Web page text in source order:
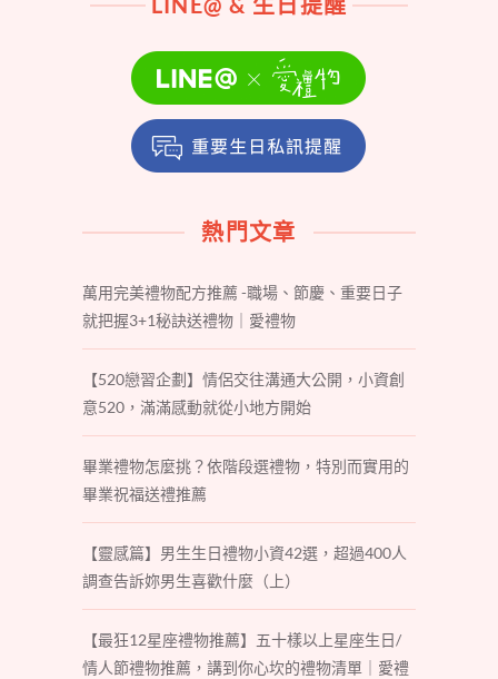
熱門文章
萬用完美禮物配方推薦 -職場、節慶、重要日子
就把握3+1秘訣送禮物｜愛禮物
【520戀習企劃】情侶交往溝通大公開，小資創
意520，滿滿感動就從小地方開始
畢業禮物怎麼挑？依階段選禮物，特別而實用的
畢業祝福送禮推薦
【靈感篇】男生生日禮物小資42選，超過400人
調查告訴妳男生喜歡什麼（上）
【最狂12星座禮物推薦】五十樣以上星座生日/
情人節禮物推薦，講到你心坎的禮物清單｜愛禮